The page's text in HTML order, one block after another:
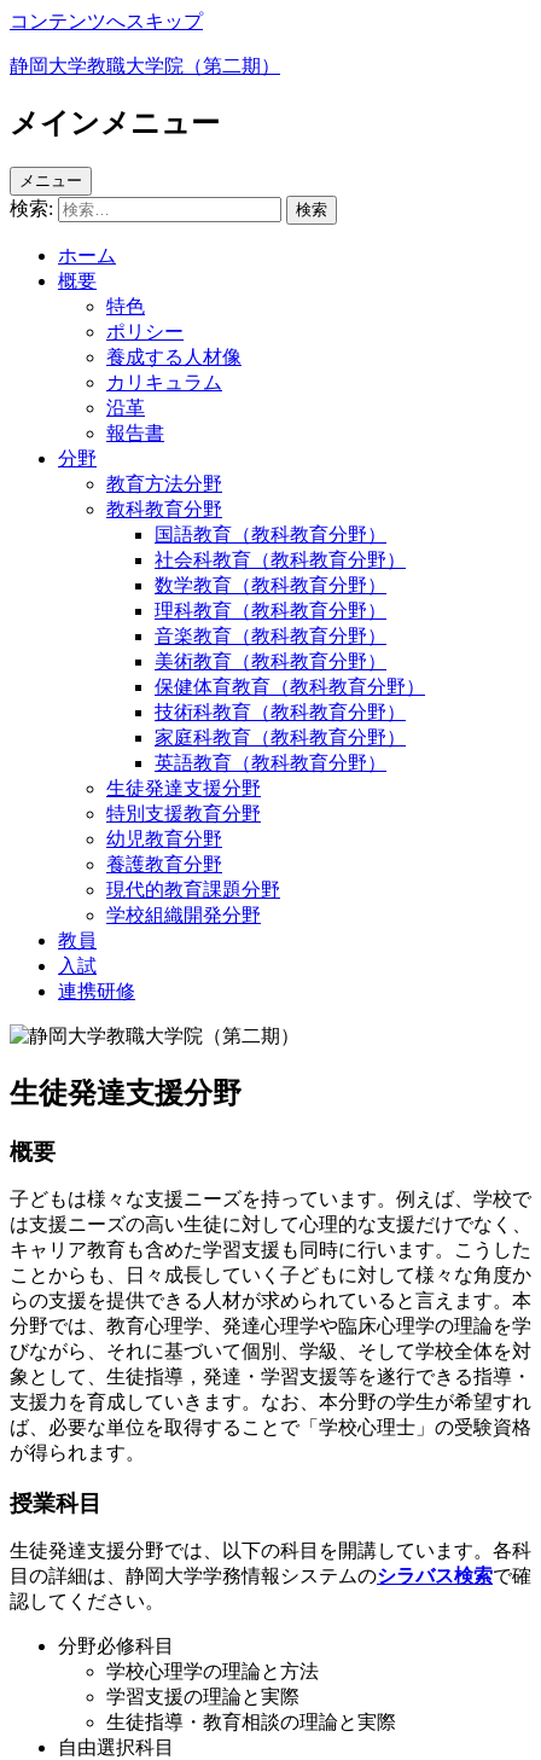
コンテンツへスキップ
静岡大学教職大学院（第二期）
メインメニュー
メニュー
検索:
ホーム
概要
特色
ポリシー
養成する人材像
カリキュラム
沿革
報告書
分野
教育方法分野
教科教育分野
国語教育（教科教育分野）
社会科教育（教科教育分野）
数学教育（教科教育分野）
理科教育（教科教育分野）
音楽教育（教科教育分野）
美術教育（教科教育分野）
保健体育教育（教科教育分野）
技術科教育（教科教育分野）
家庭科教育（教科教育分野）
英語教育（教科教育分野）
生徒発達支援分野
特別支援教育分野
幼児教育分野
養護教育分野
現代的教育課題分野
学校組織開発分野
教員
入試
連携研修
生徒発達支援分野
概要
子どもは様々な支援ニーズを持っています。例えば、学校で
は支援ニーズの高い生徒に対して心理的な支援だけでなく、
キャリア教育も含めた学習支援も同時に行います。こうした
ことからも、日々成長していく子どもに対して様々な角度か
らの支援を提供できる人材が求められていると言えます。本
分野では、教育心理学、発達心理学や臨床心理学の理論を学
びながら、それに基づいて個別、学級、そして学校全体を対
象として、生徒指導，発達・学習支援等を遂行できる指導・
支援力を育成していきます。なお、本分野の学生が希望すれ
ば、必要な単位を取得することで「学校心理士」の受験資格
が得られます。
授業科目
生徒発達支援分野では、以下の科目を開講しています。各科
目の詳細は、静岡大学学務情報システムのシラバス検索で確
認してください。
分野必修科目
学校心理学の理論と方法
学習支援の理論と実際
生徒指導・教育相談の理論と実際
自由選択科目